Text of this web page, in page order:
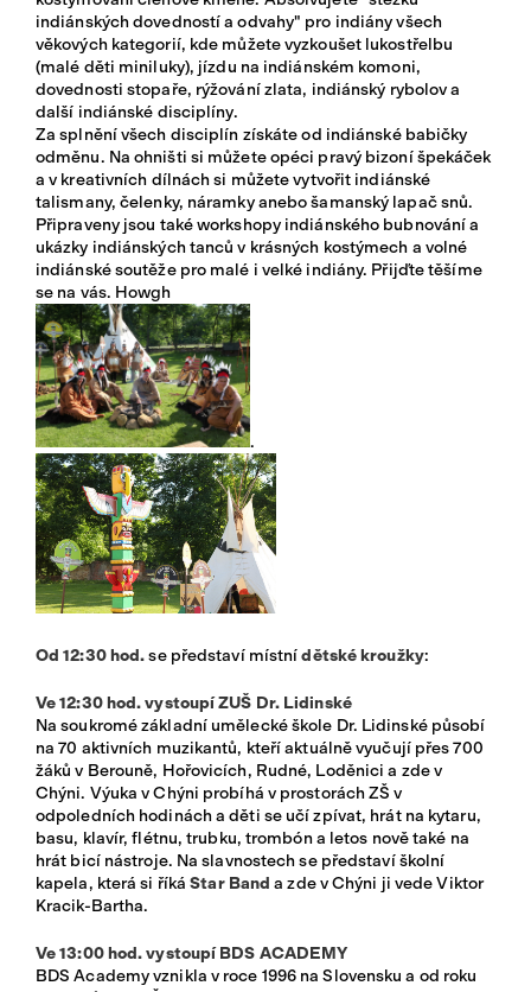
indiánských dovedností a odvahy" pro indiány všech
věkových kategorií, kde můžete vyzkoušet lukostřelbu
(malé děti miniluky), jízdu na indiánském komoni,
dovednosti stopaře, rýžování zlata, indiánský rybolov a
další indiánské disciplíny.
Za splnění všech disciplín získáte od indiánské babičky
odměnu. Na ohništi si můžete opéci pravý bizoní špekáček
a v kreativních dílnách si můžete vytvořit indiánské
talismany, čelenky, náramky anebo šamanský lapač snů.
Připraveny jsou také workshopy indiánského bubnování a
ukázky indiánských tanců v krásných kostýmech a volné
indiánské soutěže pro malé i velké indiány. Přijďte těšíme
se na vás. Howgh
.
Od 12:30 hod.se představí místnídětské kroužky:
Ve 12:30 hod. vystoupí ZUŠ Dr. Lidinské
Na soukromé základní umělecké škole Dr. Lidinské působí
na 70 aktivních muzikantů, kteří aktuálně vyučují přes 700
žáků v Berouně, Hořovicích, Rudné, Loděnici a zde v
Chýni. Výuka v Chýni probíhá v prostorách ZŠ v
odpoledních hodinách a děti se učí zpívat, hrát na kytaru,
basu, klavír, flétnu, trubku, trombón a letos nově také na
hrát bicí nástroje. Na slavnostech se představí školní
kapela, která si říkáStar Banda zde v Chýni ji vede Viktor
Kracik-Bartha.
Ve 13:00 hod. vystoupí BDS ACADEMY
BDS Academy vznikla v roce 1996 na Slovensku a od roku